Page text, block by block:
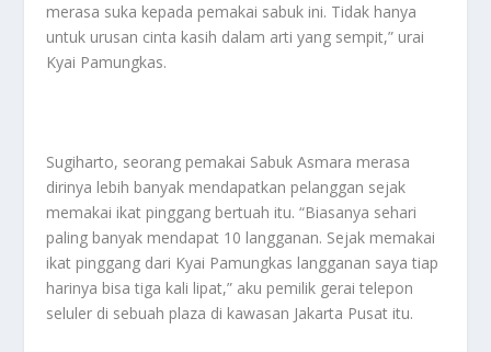
merasa suka kepada pemakai sabuk ini. Tidak hanya
untuk urusan cinta kasih dalam arti yang sempit,” urai
Kyai Pamungkas.
Sugiharto, seorang pemakai Sabuk Asmara merasa
dirinya lebih banyak mendapatkan pelanggan sejak
memakai ikat pinggang bertuah itu. “Biasanya sehari
paling banyak mendapat 10 langganan. Sejak memakai
ikat pinggang dari Kyai Pamungkas langganan saya tiap
harinya bisa tiga kali lipat,” aku pemilik gerai telepon
seluler di sebuah plaza di kawasan Jakarta Pusat itu.